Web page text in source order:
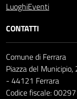
LuoghiEventi
CONTATTI
Comune di Ferrara
Piazza del Municipio,
- 44121 Ferrara
Codice fiscale: